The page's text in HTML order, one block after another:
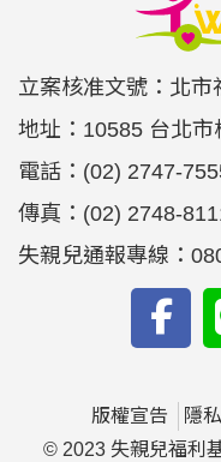
立案核准文號：北
地址： 10585 台北
電話： (02) 2747-
傳真： (02) 2748-
失親兒通報專線：
版權宣告 隱
© 2023 失親兒福利